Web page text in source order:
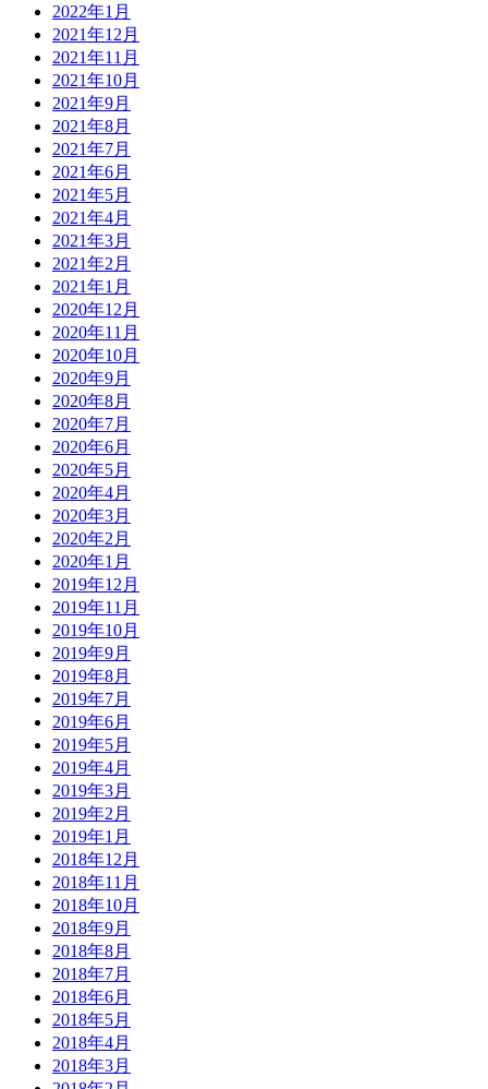
2022年1月
2021年12月
2021年11月
2021年10月
2021年9月
2021年8月
2021年7月
2021年6月
2021年5月
2021年4月
2021年3月
2021年2月
2021年1月
2020年12月
2020年11月
2020年10月
2020年9月
2020年8月
2020年7月
2020年6月
2020年5月
2020年4月
2020年3月
2020年2月
2020年1月
2019年12月
2019年11月
2019年10月
2019年9月
2019年8月
2019年7月
2019年6月
2019年5月
2019年4月
2019年3月
2019年2月
2019年1月
2018年12月
2018年11月
2018年10月
2018年9月
2018年8月
2018年7月
2018年6月
2018年5月
2018年4月
2018年3月